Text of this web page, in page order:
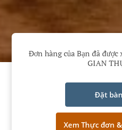
Đơn hàng của Bạn đã
GIAN
Đặt bàn
Xem Thực đơn